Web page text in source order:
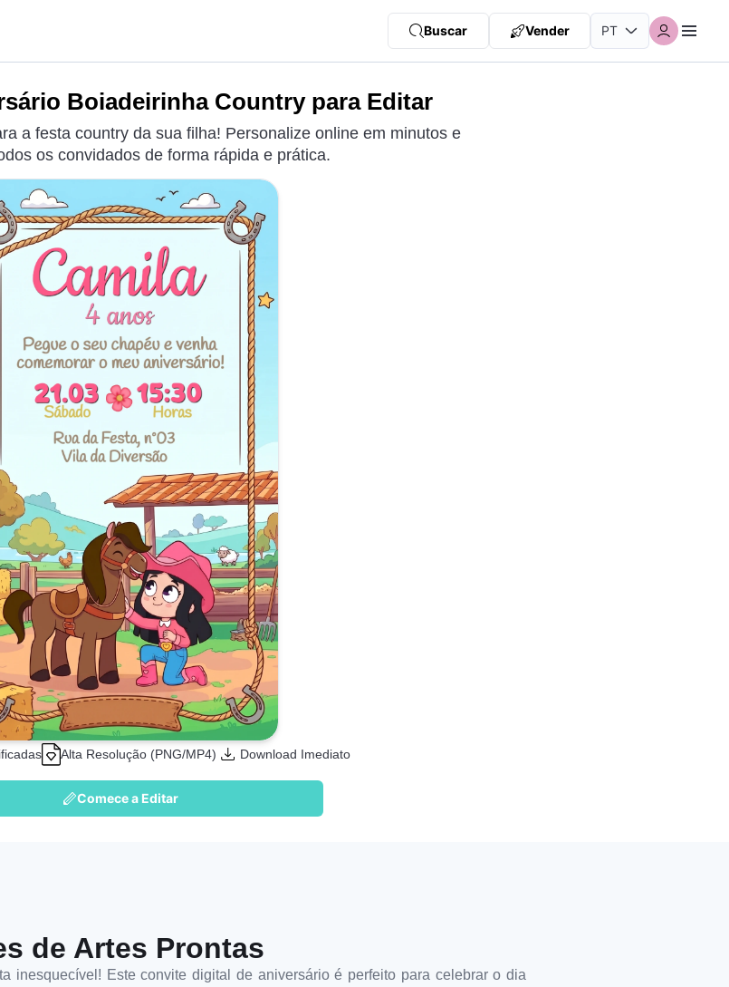
Buscar Vender
Boiadeirinha Country para Editar
a festa country da sua filha! Personalize online em minutos e
os convidados de forma rápida e prática.
Alta Resolução (PNG/MP4) Download Imediato
Comece a Editar
de Artes Prontas
inesquecível! Este convite digital de aniversário é perfeito para celebrar o dia